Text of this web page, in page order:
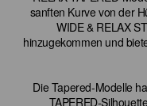
sanften Kurve von der
WIDE & RELAX
hinzugekommen und
Die Tapered-Modelle
TAPERED-